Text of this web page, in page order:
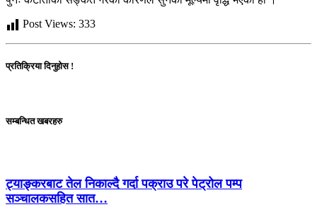
Post Views: 333
प्रतिक्रिया दिनुहोस !
सम्बन्धित खबरहरु
ट्याङ्करबाट तेल निकाल्दै गर्दा पक्राउ परे पेट्रोल पम्प
सञ्चालकसहित सात…